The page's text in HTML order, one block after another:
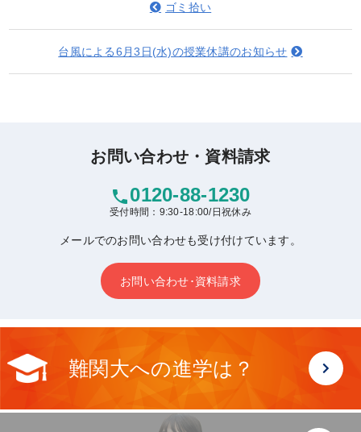
ゴミ拾い
台風による6月3日(水)の授業休講のお知らせ
お問い合わせ・資料請求
phone0120-88-1230
受付時間：9:30-18:00/日祝休み
メールでのお問い合わせも受け付けています。
お問い合わせ･資料請求
難関大への進学は？